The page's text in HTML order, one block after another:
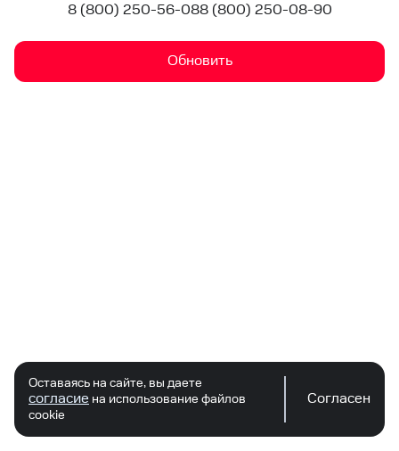
8 (800) 250-56-088 (800) 250-08-90
Обновить
Оставаясь на сайте, вы даете
согласие на использование файлов
cookie
Согласен